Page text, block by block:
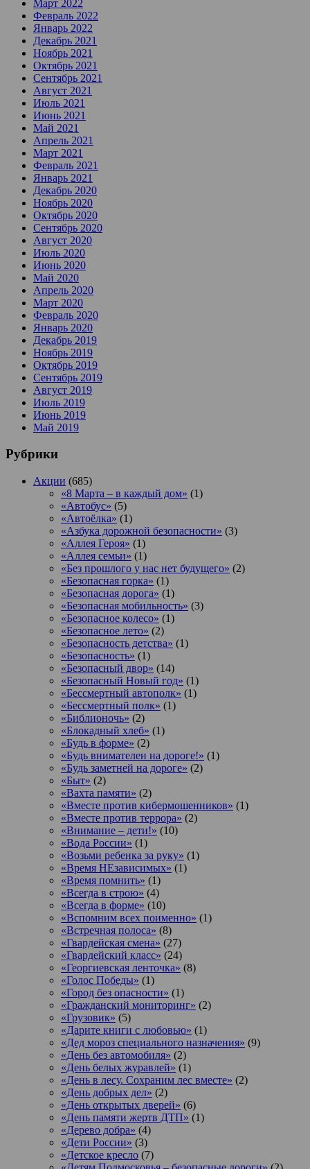
Март 2022
Февраль 2022
Январь 2022
Декабрь 2021
Ноябрь 2021
Октябрь 2021
Сентябрь 2021
Август 2021
Июль 2021
Июнь 2021
Май 2021
Апрель 2021
Март 2021
Февраль 2021
Январь 2021
Декабрь 2020
Ноябрь 2020
Октябрь 2020
Сентябрь 2020
Август 2020
Июль 2020
Июнь 2020
Май 2020
Апрель 2020
Март 2020
Февраль 2020
Январь 2020
Декабрь 2019
Ноябрь 2019
Октябрь 2019
Сентябрь 2019
Август 2019
Июль 2019
Июнь 2019
Май 2019
Рубрики
Акции (685)
«8 Марта – в каждый дом» (1)
«Автобус» (5)
«Автоёлка» (1)
«Азбука дорожной безопасности» (3)
«Аллея Героя» (1)
«Аллея семьи» (1)
«Без прошлого у нас нет будущего» (2)
«Безопасная горка» (1)
«Безопасная дорога» (1)
«Безопасная мобильность» (3)
«Безопасное колесо» (1)
«Безопасное лето» (2)
«Безопасность детства» (1)
«Безопасность» (1)
«Безопасный двор» (14)
«Безопасный Новый год» (1)
«Бессмертный автополк» (1)
«Бессмертный полк» (1)
«Библионочь» (2)
«Блокадный хлеб» (1)
«Будь в форме» (2)
«Будь внимателен на дороге!» (1)
«Будь заметней на дороге» (2)
«Быт» (2)
«Вахта памяти» (2)
«Вместе против кибермошенников» (1)
«Вместе против террора» (2)
«Внимание – дети!» (10)
«Вода России» (1)
«Возьми ребенка за руку» (1)
«Время НЕзависимых» (1)
«Время помнить» (1)
«Всегда в строю» (4)
«Всегда в форме» (10)
«Вспомним всех поименно» (1)
«Встречная полоса» (8)
«Гвардейская смена» (27)
«Гвардейский класс» (24)
«Георгиевская ленточка» (8)
«Голос Победы» (1)
«Город без опасности» (1)
«Гражданский мониторинг» (2)
«Грузовик» (5)
«Дарите книги с любовью» (1)
«Дед мороз специального назначения» (9)
«День без автомобиля» (2)
«День белых журавлей» (1)
«День в лесу. Сохраним лес вместе» (2)
«День добрых дел» (2)
«День открытых дверей» (6)
«День памяти жертв ДТП» (1)
«Дерево добра» (4)
«Дети России» (3)
«Детское кресло (7)